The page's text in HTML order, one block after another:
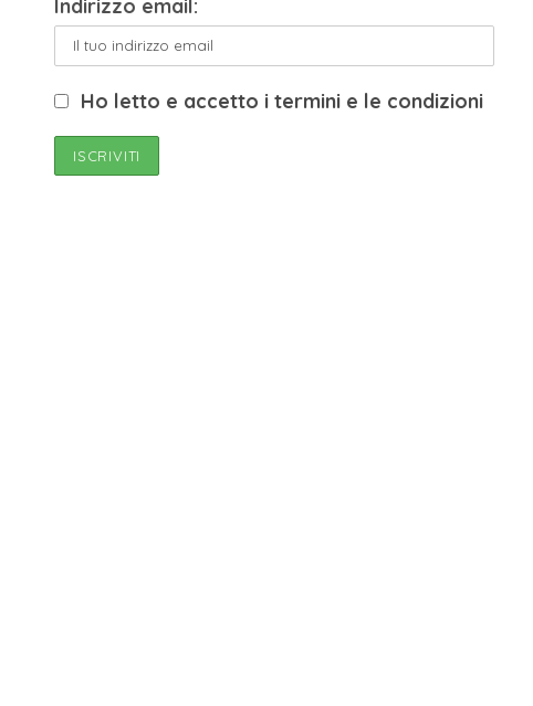
Indirizzo email:
Ho letto e accetto i termini e le condizioni